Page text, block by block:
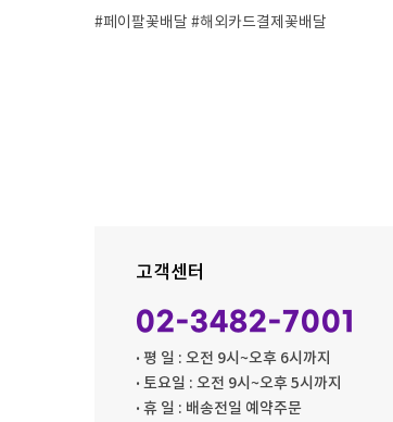
#페이팔꽃배달 #해외카드결제꽃배달
고객센터
02-3482-7001
· 평 일 : 오전 9시~오후 6시까지
· 토요일 : 오전 9시~오후 5시까지
· 휴 일 : 배송전일 예약주문